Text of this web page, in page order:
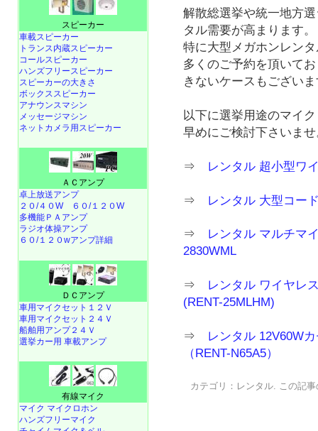
解散総選挙や統一地方
タル需要が高まります。
特に大型メガホンレン
多くのご予約を頂いて
きないケースもござい
以下に選挙用途のマイ
早めにご検討下さいま
⇒ レンタル 超小型ワ
⇒ レンタル 大型コー
⇒ レンタル マルチマ
2830WML
⇒ レンタル ワイヤレ
(RENT-25MLHM)
⇒ レンタル 12V60W
（RENT-N65A5）
カテゴリ： レンタル . この記
スピーカー
車載スピーカー
トランス内蔵スピーカー
コールスピーカー
ハンズフリースピーカー
スピーカーの大きさ
ボックススピーカー
アナウンスマシン
メッセージマシン
ネットカメラ用スピーカー
ＡＣアンプ
卓上放送アンプ
２０/４０W
６０/１２０W
多機能ＰＡアンプ
ラジオ体操アンプ
６０/１２０wアンプ詳細
ＤＣアンプ
車用マイクセット１２Ｖ
車用マイクセット２４Ｖ
船舶用アンプ２４Ｖ
選挙カー用 車載アンプ
有線マイク
マイク マイクロホン
ハンズフリーマイク